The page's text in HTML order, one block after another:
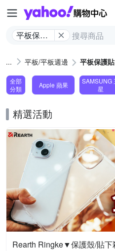
平板保護
平板/平板週邊 平板保護貼
全部
分類
Apple 蘋果
SAMSUNG
星
精選活動
Rearth Ringke▼保護殼/貼下